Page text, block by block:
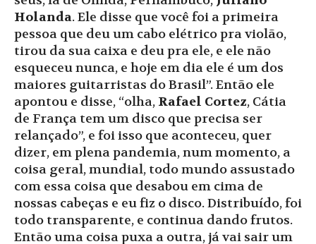
Holanda. Ele disse que você foi a primeira
pessoa que deu um cabo elétrico pra violão,
tirou da sua caixa e deu pra ele, e ele não
esqueceu nunca, e hoje em dia ele é um dos
maiores guitarristas do Brasil”. Então ele
apontou e disse, “olha, Rafael Cortez, Cátia
de França tem um disco que precisa ser
relançado”, e foi isso que aconteceu, quer
dizer, em plena pandemia, num momento, a
coisa geral, mundial, todo mundo assustado
com essa coisa que desabou em cima de
nossas cabeças e eu fiz o disco. Distribuído, foi
todo transparente, e continua dando frutos.
Então uma coisa puxa a outra, já vai sair um